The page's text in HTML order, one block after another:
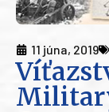
11 júna, 2019